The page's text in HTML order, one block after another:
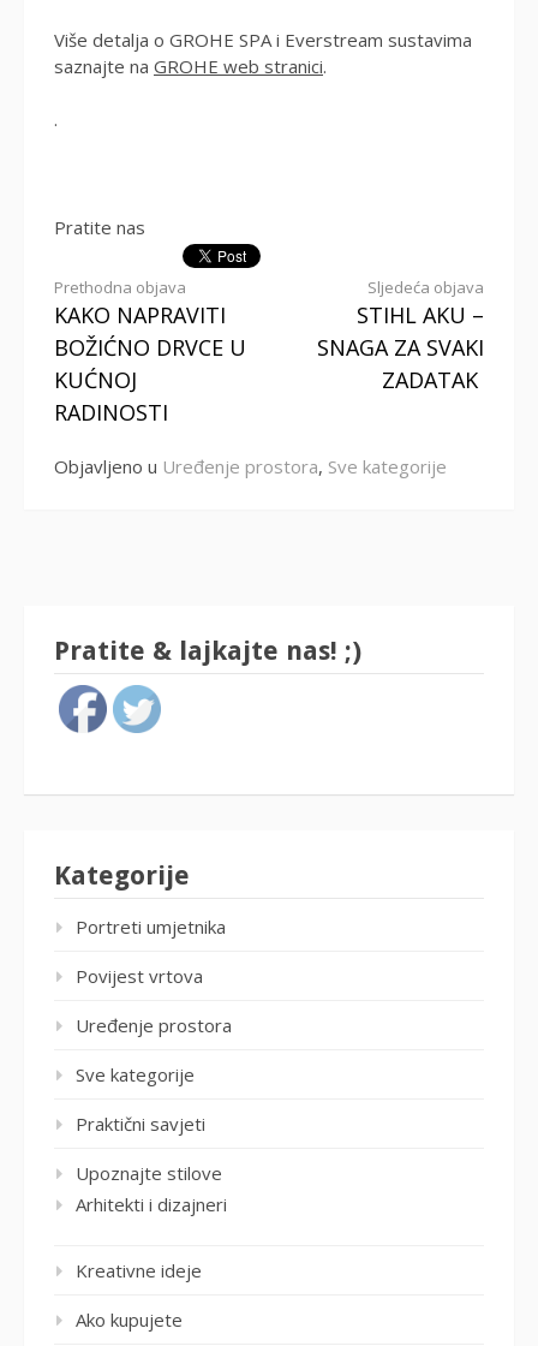
Više detalja o GROHE SPA i Everstream sustavima
saznajte na GROHE web stranici.
.
Pratite nas
Nastavi
s
čitanjem
Prethodna objava
KAKO NAPRAVITI
BOŽIĆNO DRVCE U
KUĆNOJ
RADINOSTI
Sljedeća objava
STIHL AKU –
SNAGA ZA SVAKI
ZADATAK
Objavljeno u Uređenje prostora, Sve kategorije
Pratite & lajkajte nas! ;)
Kategorije
Portreti umjetnika
Povijest vrtova
Uređenje prostora
Sve kategorije
Praktični savjeti
Upoznajte stilove
Arhitekti i dizajneri
Kreativne ideje
Ako kupujete